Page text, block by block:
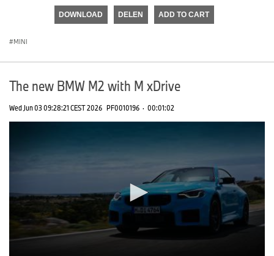
DOWNLOAD DELEN ADD TO CART
MINI
The new BMW M2 with M xDrive
Wed Jun 03 09:28:21 CEST 2026 PF0010196 · 00:01:02